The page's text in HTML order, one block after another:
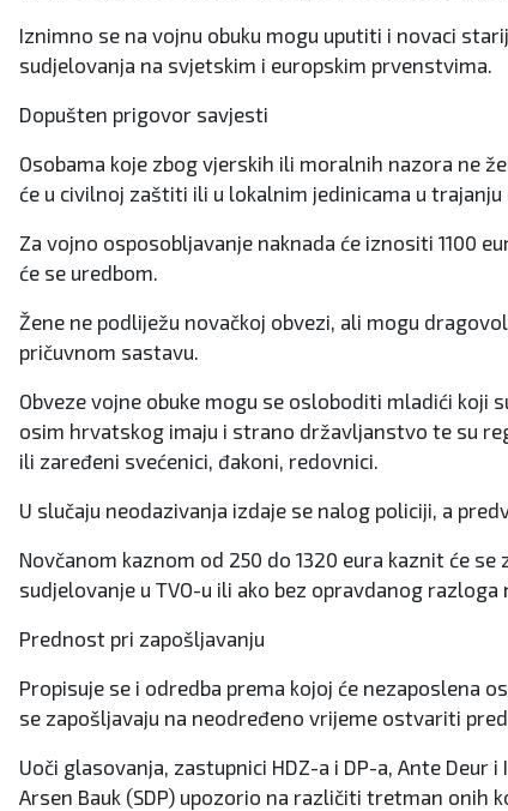
Iznimno se na vojnu obuku mogu uputiti i novaci
sudjelovanja na svjetskim i europskim prvenstvima.
Dopušten prigovor savjesti
Osobama koje zbog vjerskih ili moralnih nazora ne
će u civilnoj zaštiti ili u lokalnim jedinicama u trajanju
Za vojno osposobljavanje naknada će iznositi 1100
će se uredbom.
Žene ne podliježu novačkoj obvezi, ali mogu
pričuvnom sastavu.
Obveze vojne obuke mogu se osloboditi mladići koji
osim hrvatskog imaju i strano državljanstvo te su
ili zaređeni svećenici, đakoni, redovnici.
U slučaju neodazivanja izdaje se nalog policiji, a
Novčanom kaznom od 250 do 1320 eura kaznit će
sudjelovanje u TVO-u ili ako bez opravdanog
Prednost pri zapošljavanju
Propisuje se i odredba prema kojoj će nezaposlena
se zapošljavaju na neodređeno vrijeme ostvariti
Uoči glasovanja, zastupnici HDZ-a i DP-a, Ante Deur
Arsen Bauk (SDP) upozorio na različiti tretman onih